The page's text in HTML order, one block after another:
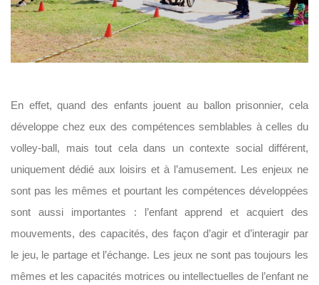
En effet, quand des enfants jouent au ballon prisonnier, cela
développe chez eux des compétences semblables à celles du
volley-ball, mais tout cela dans un contexte social différent,
uniquement dédié aux loisirs et à l’amusement. Les enjeux ne
sont pas les mêmes et pourtant les compétences développées
sont aussi importantes : l’enfant apprend et acquiert des
mouvements, des capacités, des façon d’agir et d’interagir par
le jeu, le partage et l’échange. Les jeux ne sont pas toujours les
mêmes et les capacités motrices ou intellectuelles de l’enfant ne